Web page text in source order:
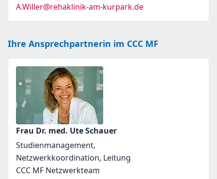
A.Willer@rehaklinik-am-kurpark.de
Ihre Ansprechpartnerin im CCC MF
Frau Dr. med. Ute Schauer
Studienmanagement,
Netzwerkkoordination, Leitung
CCC MF Netzwerkteam